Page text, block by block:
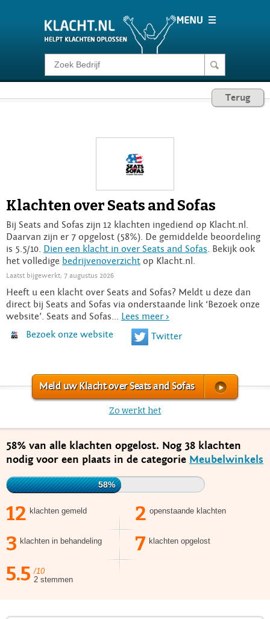
Klacht melden
Login
Terug
Klachten over Seats and Sofas
Bij Seats and Sofas zijn 12 klachten ingediend op Klacht.nl.
Daarvan zijn er 7 opgelost (58%). De gemiddelde beoordeling
is 5.5/10. Dien een klacht in over Seats and Sofas . Bekijk ook
het volledige bedrijvenoverzicht op Klacht.nl.
Laatst bijgewerkt: 7 augustus 2026
Heeft u een klacht over Seats and Sofas? Meldt u deze dan
direct bij Seats and Sofas via onderstaande link ‘Bezoek onze
website’. Seats and Sofas... Lees meer >
Bezoek onze website
Twitter
Meld uw Klacht over Seats and Sofas
Zo werkt het
58% van alle klachten opgelost. Nog 38 klachten
nodig voor een plaats in de categorie Meubelwinkels
58%
12 klachten gemeld 2 openstaande klachten
3 klachten in behandeling 7 klachten opgelost
5.5 /10
2 stemmen